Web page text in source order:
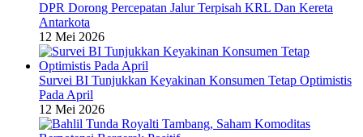
DPR Dorong Percepatan Jalur Terpisah KRL Dan Kereta
Antarkota
12 Mei 2026
Survei BI Tunjukkan Keyakinan Konsumen Tetap Optimistis
Pada April
12 Mei 2026